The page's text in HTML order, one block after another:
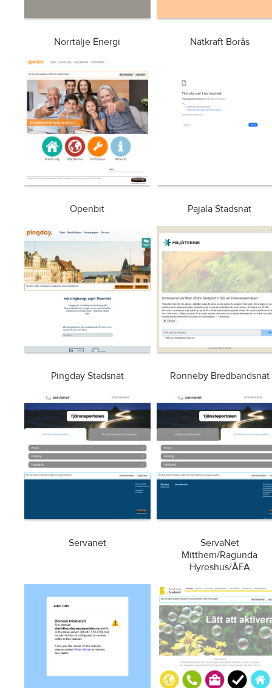
Norrtälje Energi Nätkraft Borås
Openbit Pajala Stadsnät
Pingday Stadsnät Ronneby Bredbandsnät
Servanet
ServaNet
Mitthem/Ragunda
Hyreshus/ÅFA